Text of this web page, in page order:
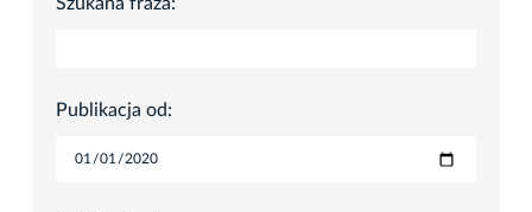
Szukana fraza:
Publikacja od: